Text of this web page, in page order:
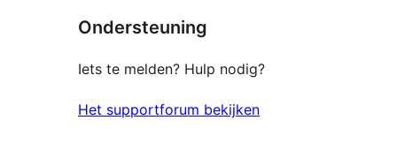
Ondersteuning
Iets te melden? Hulp nodig?
Het supportforum bekijken